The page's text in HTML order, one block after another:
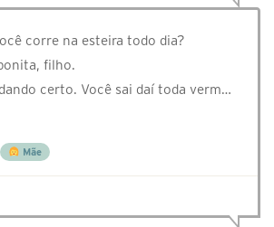
corre na esteira todo dia?
filho.
certo. Você sai daí toda verm…
Mãe